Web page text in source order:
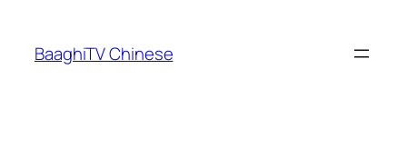
content
BaaghiTV Chinese